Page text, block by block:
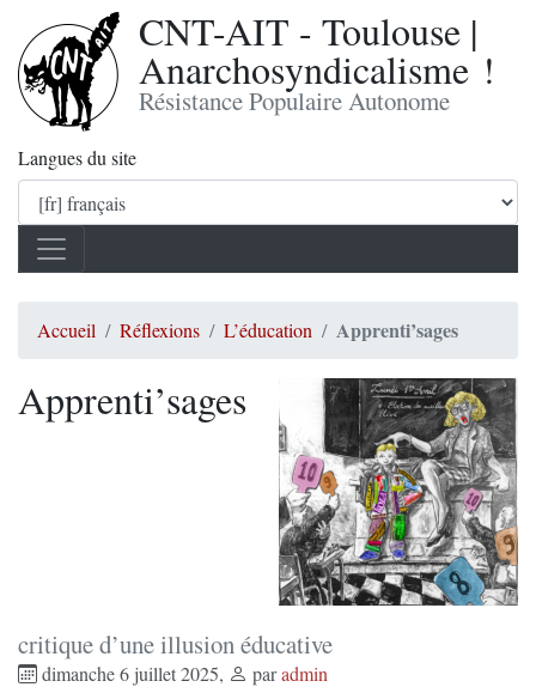
CNT-AIT - Toulouse |
Anarchosyndicalisme !
Résistance Populaire Autonome
Langues du site
Accueil Réflexions L’éducation Apprenti’sages
Apprenti’sages
critique d’une illusion éducative
dimanche 6 juillet 2025, paradmin